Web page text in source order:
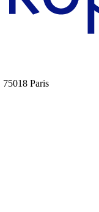
75018 Paris